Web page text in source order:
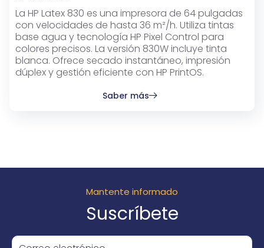
La HP Latex 830 es una impresora de 64 pulgadas
con velocidades de hasta 36 m²/h. Utiliza tintas
base agua y tecnología HP Pixel Control para
colores precisos. La versión 830W incluye tinta
blanca. Ofrece secado instantáneo, impresión
dúplex y gestión eficiente con HP PrintOS.
Saber más
Mantente informado
Suscríbete